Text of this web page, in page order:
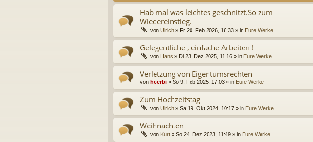
Hab mal was leichtes geschnitzt.So zum
Wiedereinstieg.
von Ulrich » Fr 20. Feb 2026, 16:33 » in Eure Werke
Gelegentliche , einfache Arbeiten !
von Hans » Di 23. Dez 2025, 11:16 » in Eure Werke
Verletzung von Eigentumsrechten
von hoerbi » So 9. Feb 2025, 17:03 » in Eure Werke
Zum Hochzeitstag
von Ulrich » Sa 19. Okt 2024, 10:17 » in Eure Werke
Weihnachten
von Kurt » So 24. Dez 2023, 11:49 » in Eure Werke